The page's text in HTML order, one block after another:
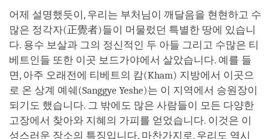
어제 설명했듯이, 우리는 부처님이 깨달음을 현현하고 수
많은 정각자(正覺者)들이 머물렀던 특별한 땅에 있습니
다. 용수 보살과 그의 정신적인 두 아들 그리고 수많은 티
베트인들 또한 이곳 보드가야에서 살았습니다. 예를 들
면, 아주 오래전에 티베트의 캄(Kham) 지방에서 이곳으
로 온 상계 예쉐(Sanggye Yeshe)는 이 지역에서 승원장이
되기도 했습니다. 그 밖에도 많은 사람들이 모든 다양한
고장에서 찾아와 지혜의 가피를 얻었습니다. 이것은 이
성스러운 장소의 특징입니다. 마찬가지로, 우리도 역시